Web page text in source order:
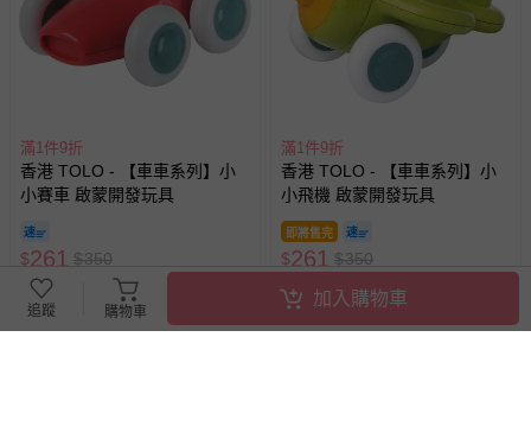
滿1件9折
香港 TOLO - 【車車系列】小
小賽車 啟蒙開發玩具
$261 $350
已售出 1
滿1件9折
香港 TOLO - 【車車系列】小
小飛機 啟蒙開發玩具
即將售完
$261 $350
已售出 3
追蹤 購物車
加入購物車